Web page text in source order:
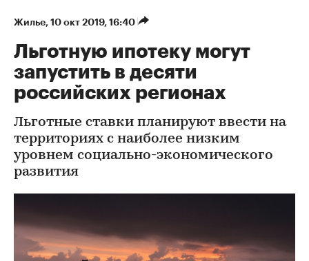
Жилье⁠, 10 окт 2019, 16:40
Льготную ипотеку могут
запустить в десяти
российских регионах
Льготные ставки планируют ввести на
территориях с наиболее низким
уровнем социально-экономического
развития